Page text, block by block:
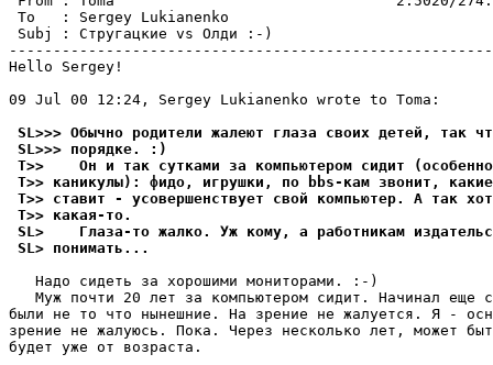
To   : Sergey Lukianenko
Subj : Стругацкие
Hello Sergey!
09 Jul 00 12:24, Sergey Lukianenko wrote to Toma:
SL>>> Обычно родители жалеют глаза своих детей, так
SL>>> порядке. :)
T>>    Он и так сутками за компьютером сидит
T>> каникулы): фидо, игрушки, по bbs-кам звонит,
T>> ставит - усовершенствует свой компьютеp. А так
T>> какая-то.
SL>    Глаза-то жалко. Уж кому, а работникам
SL> понимать...
   Надо сидеть за хорошими монитоpами. :-)
Муж почти 20 лет за компьютером сидит. Начинал еще
были не то что нынешние. На зрение не жалуется. Я -
зрение не жалуюсь. Пока. Через несколько лет, может
будет уже от возpаста.